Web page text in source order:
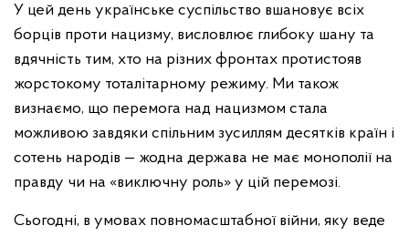
У цей день українське суспільство вшановує всіх
борців проти нацизму, висловлює глибоку шану та
вдячність тим, хто на різних фронтах протистояв
жорстокому тоталітарному режиму. Ми також
визнаємо, що перемога над нацизмом стала
можливою завдяки спільним зусиллям десятків країн і
сотень народів — жодна держава не має монополії на
правду чи на «виключну роль» у цій перемозі.
Сьогодні, в умовах повномасштабної війни, яку веде